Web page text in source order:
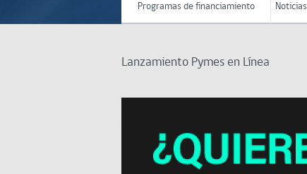
Programas de financiamiento Noticias
Lanzamiento Pymes en Línea